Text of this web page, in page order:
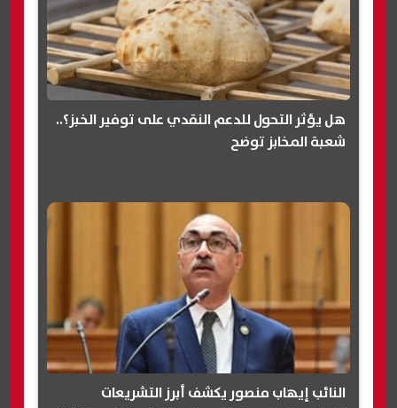
هل يؤثر التحول للدعم النقدي على توفير الخبز؟..
شعبة المخابز توضح
النائب إيهاب منصور يكشف أبرز التشريعات